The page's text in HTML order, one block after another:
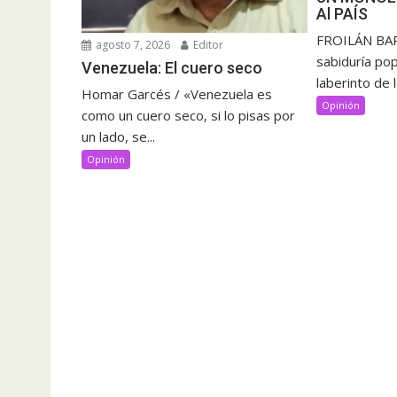
agosto 7, 2026 Editor
Venezuela: El cuero seco
Homar Garcés / «Venezuela es
como un cuero seco, si lo pisas por
un lado, se...
Opinión
Al PAÍS
FROILÁN
sabiduría
laberinto de
Opinión